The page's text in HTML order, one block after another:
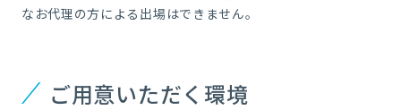
なお代理の方による出場はできません。
ご用意いただく環境